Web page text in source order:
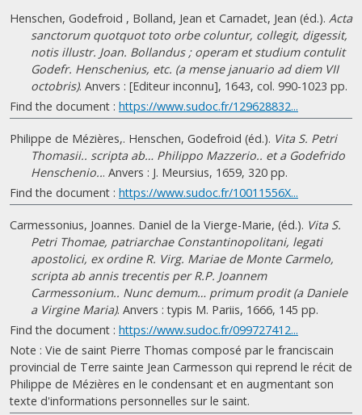
Henschen, Godefroid , Bolland, Jean et Carnadet, Jean (éd.). Acta
sanctorum quotquot toto orbe coluntur, collegit, digessit,
notis illustr. Joan. Bollandus ; operam et studium contulit
Godefr. Henschenius, etc. (a mense januario ad diem VII
octobris). Anvers : [Editeur inconnu], 1643, col. 990-1023 pp.
Find the document : https://www.sudoc.fr/129628832...
Philippe de Mézières,. Henschen, Godefroid (éd.). Vita S. Petri
Thomasii.. scripta ab… Philippo Mazzerio.. et a Godefrido
Henschenio... Anvers : J. Meursius, 1659, 320 pp.
Find the document : https://www.sudoc.fr/10011556X...
Carmessonius, Joannes. Daniel de la Vierge-Marie, (éd.). Vita S.
Petri Thomae, patriarchae Constantinopolitani, legati
apostolici, ex ordine R. Virg. Mariae de Monte Carmelo,
scripta ab annis trecentis per R.P. Joannem
Carmessonium.. Nunc demum… primum prodit (a Daniele
a Virgine Maria). Anvers : typis M. Pariis, 1666, 145 pp.
Find the document : https://www.sudoc.fr/099727412...
Note : Vie de saint Pierre Thomas composé par le franciscain
provincial de Terre sainte Jean Carmesson qui reprend le récit de
Philippe de Mézières en le condensant et en augmentant son
texte d'informations personnelles sur le saint.